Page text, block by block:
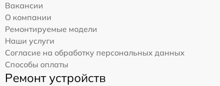
Вакансии
О компании
Ремонтируемые модели
Наши услуги
Согласие на обработку персональных данных
Способы оплаты
Ремонт устройств